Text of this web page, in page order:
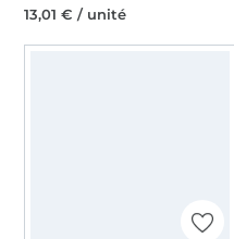
13,01 € / unité